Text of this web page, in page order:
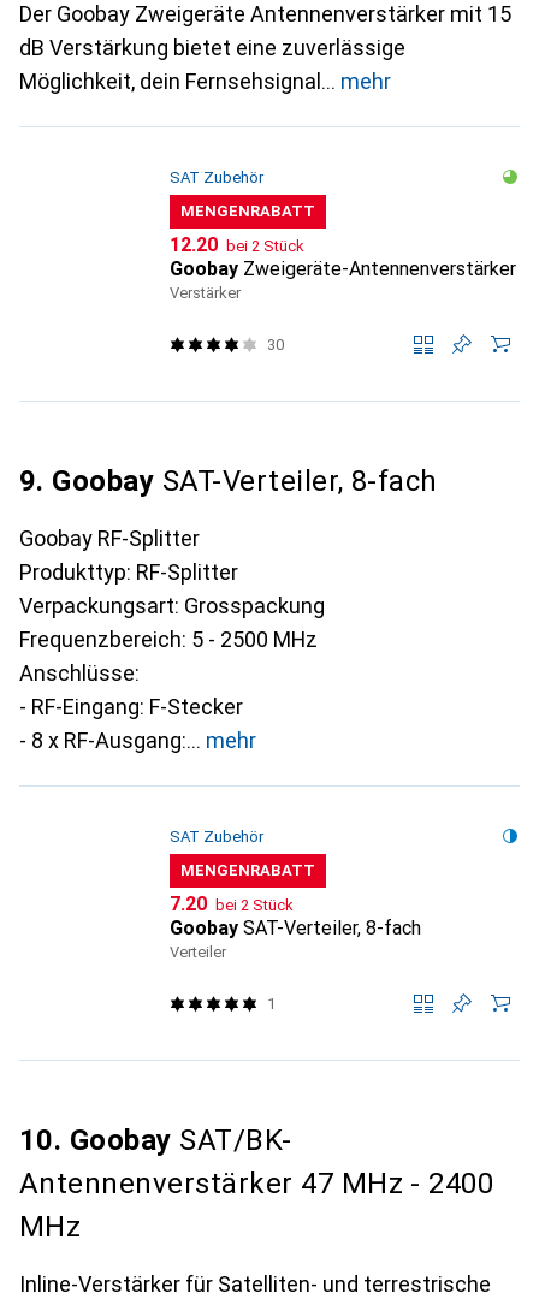
Der Goobay Zweigeräte Antennenverstärker mit 15
dB Verstärkung bietet eine zuverlässige
Möglichkeit, dein Fernsehsignal
mehr
SAT Zubehör
MENGENRABATT
CHF
12.20 bei 2 Stück
Goobay Zweigeräte-Antennenverstärker
Verstärker
30
9. Goobay SAT-Verteiler, 8-fach
Goobay RF-Splitter
Produkttyp: RF-Splitter
Verpackungsart: Grosspackung
Frequenzbereich: 5 - 2500 MHz
Anschlüsse:
- RF-Eingang: F-Stecker
- 8 x RF-Ausgang:
mehr
SAT Zubehör
MENGENRABATT
CHF
7.20 bei 2 Stück
Goobay SAT-Verteiler, 8-fach
Verteiler
1
10. Goobay SAT/BK-
Antennenverstärker 47 MHz - 2400
MHz
Inline-Verstärker für Satelliten- und terrestrische